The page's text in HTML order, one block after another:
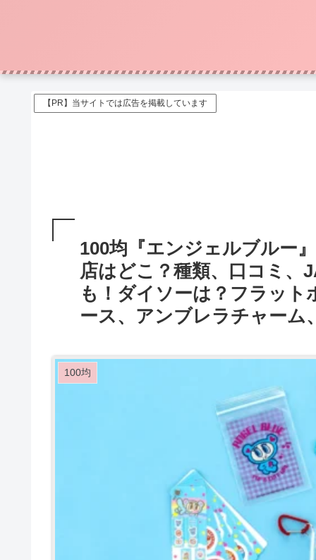
【PR】当サイトでは広告を掲載しています
100均『エンジェルブルー
店はどこ？種類、口コミ、
も！ダイソーは？フラッ
ース、アンブレラチャーム
100均